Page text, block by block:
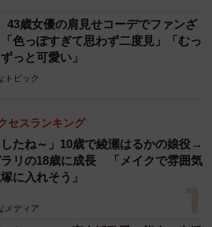
歳女優の肩見せコーデでファンざ
色っぽすぎて思わず二度見」「むっ
っと可愛い」
トピック
セスランキング
したね～」10歳で綾瀬はるかの娘役→
リの18歳に成長 「メイクで雰囲気
に入れそう」
メディア